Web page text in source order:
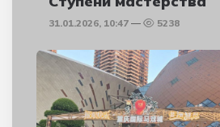
31.01.2026, 10:47 5238